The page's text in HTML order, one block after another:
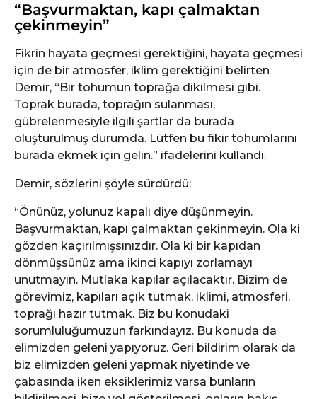
“Başvurmaktan, kapı çalmaktan
çekinmeyin”
Fikrin hayata geçmesi gerektiğini, hayata geçmesi
için de bir atmosfer, iklim gerektiğini belirten
Demir, “Bir tohumun toprağa dikilmesi gibi.
Toprak burada, toprağın sulanması,
gübrelenmesiyle ilgili şartlar da burada
oluşturulmuş durumda. Lütfen bu fikir tohumlarını
burada ekmek için gelin.” ifadelerini kullandı.
Demir, sözlerini şöyle sürdürdü:
“Önünüz, yolunuz kapalı diye düşünmeyin.
Başvurmaktan, kapı çalmaktan çekinmeyin. Ola ki
gözden kaçırılmışsınızdır. Ola ki bir kapıdan
dönmüşsünüz ama ikinci kapıyı zorlamayı
unutmayın. Mutlaka kapılar açılacaktır. Bizim de
görevimiz, kapıları açık tutmak, iklimi, atmosferi,
toprağı hazır tutmak. Biz bu konudaki
sorumluluğumuzun farkındayız. Bu konuda da
elimizden geleni yapıyoruz. Geri bildirim olarak da
biz elimizden geleni yapmak niyetinde ve
çabasında iken eksiklerimiz varsa bunların